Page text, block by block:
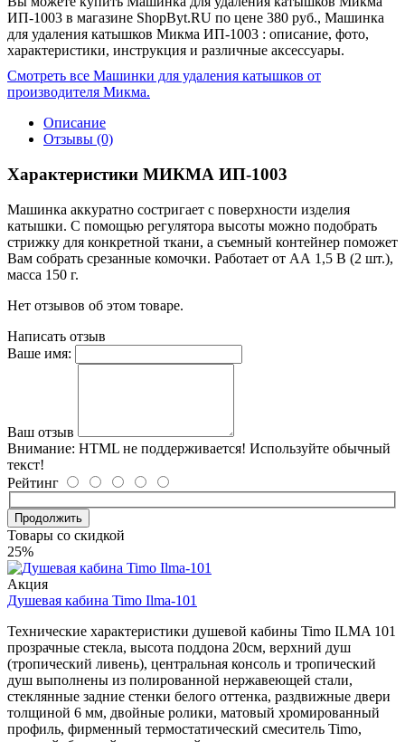
ИП-1003 в магазине ShopByt.RU по цене 380 руб., Машинка
для удаления катышков Микма ИП-1003 : описание, фото,
характеристики, инструкция и различные аксессуары.
Смотреть все Машинки для удаления катышков от
производителя Микма.
Описание
Отзывы (0)
Характеристики МИКМА ИП-1003
Машинка аккуратно состригает с поверхности изделия
катышки. С помощью регулятора высоты можно подобрать
стрижку для конкретной ткани, а съемный контейнер поможет
Вам собрать срезанные комочки. Работает от АА 1,5 В (2 шт.),
масса 150 г.
Нет отзывов об этом товаре.
Написать отзыв
Ваше имя:
Ваш отзыв
Внимание: HTML не поддерживается! Используйте обычный
текст!
Рейтинг
Продолжить
Товары со скидкой
25%
Акция
Душевая кабина Timo Ilma-101
Технические характеристики душевой кабины Timo ILMA 101
прозрачные стекла, высота поддона 20см, верхний душ
(тропический ливень), центральная консоль и тропический
душ выполнены из полированной нержавеющей стали,
стеклянные задние стенки белого оттенка, раздвижные двери
толщиной 6 мм, двойные ролики, матовый хромированный
профиль, фирменный термостатический смеситель Timo,